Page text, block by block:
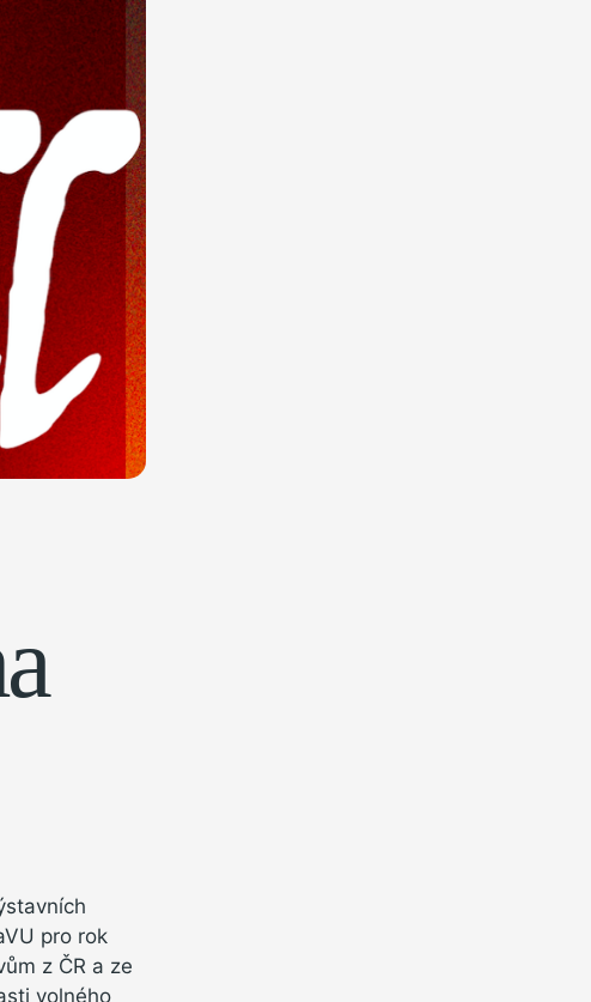
pro rok
z ČR a ze
volného